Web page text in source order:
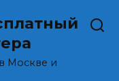
Москве и